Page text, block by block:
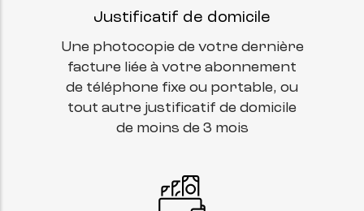
Justificatif de domicile
Une photocopie de votre dernière
facture liée à votre abonnement
de téléphone fixe ou portable, ou
tout autre justificatif de domicile
de moins de 3 mois